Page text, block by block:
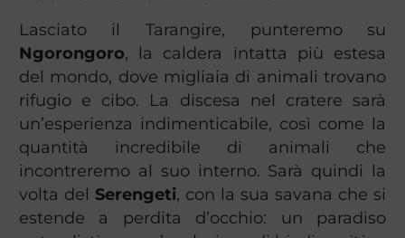
Lasciato il Tarangire, punteremo su
Ngorongoro, la caldera intatta più estesa
del mondo, dove migliaia di animali trovano
rifugio e cibo. La discesa nel cratere sarà
un’esperienza indimenticabile, così come la
quantità incredibile di animali che
incontreremo al suo interno. Sarà quindi la
volta del Serengeti, con la sua savana che si
estende a perdita d’occhio: un paradiso